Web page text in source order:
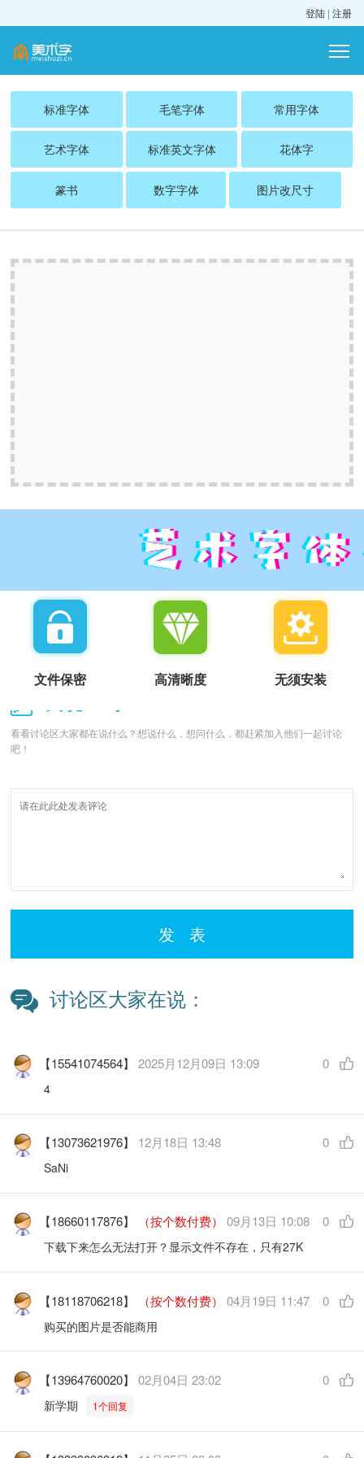
登陆 | 注册
标准字体 毛笔字体 常用字体
艺术字体 标准英文字体 花体字
篆书 数字字体 图片改尺寸
文件保密 高清晰度 无须安装
看看讨论区大家都在说什么？想说什么，想问什么，都赶紧加入他们一起讨论
吧！
发 表
讨论区大家在说：
【15541074564】2025月12月09日 13:09 0
4
【13073621976】 12月18日 13:48 0
SaNi
【18660117876】 （按个数付费） 09月13日 10:08 0
下载下来怎么无法打开？显示文件不存在，只有27K
【18118706218】 （按个数付费） 04月19日 11:47 0
购买的图片是否能商用
【13964760020】02月04日 23:02 0
新学期 1个回复